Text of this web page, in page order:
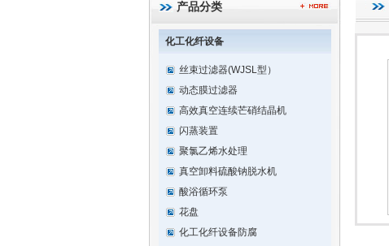
产品分类
化工化纤设备
丝束过滤器(WJSL型）
动态膜过滤器
高效真空连续芒硝结晶机
闪蒸装置
聚氯乙烯水处理
真空卸料硫酸钠脱水机
酸浴循环泵
花盘
化工化纤设备防腐